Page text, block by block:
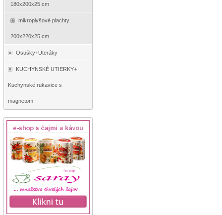
180x200x25 cm
mikroplyšové plachty
200x220x25 cm
Osušky+Uteráky
KUCHYNSKÉ UTIERKY+
Kuchynské rukavice s
magnetom